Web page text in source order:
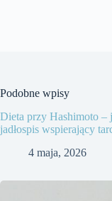
Podobne wpisy
Dieta przy Hashimoto –
jadłospis wspierający
4 maja, 2026